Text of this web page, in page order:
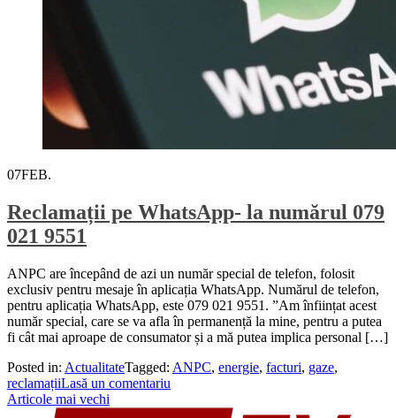
07FEB.
Reclamații pe WhatsApp- la numărul 079
021 9551
ANPC are începând de azi un număr special de telefon, folosit
exclusiv pentru mesaje în aplicația WhatsApp. Numărul de telefon,
pentru aplicația WhatsApp, este 079 021 9551. ”Am înființat acest
număr special, care se va afla în permanență la mine, pentru a putea
fi cât mai aproape de consumator și a mă putea implica personal […]
Posted in: ActualitateTagged: ANPC, energie, facturi, gaze,
reclamațiiLasă un comentariu
Navigare
Articole mai vechi